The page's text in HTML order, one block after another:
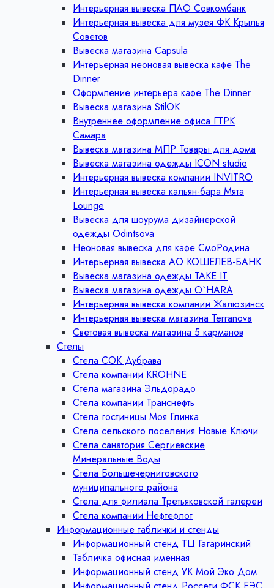
Интерьерная вывеска ПАО Совкомбанк
Интерьерная вывеска для музея ФК Крылья
Советов
Вывеска магазина Capsula
Интерьерная неоновая вывеска кафе The
Dinner
Оформление интерьера кафе The Dinner
Вывеска магазина StilOK
Внутреннее оформление офиса ГТРК
Самара
Вывеска магазина МПР Товары для дома
Вывеска магазина одежды ICON studio
Интерьерная вывеска компании INVITRO
Интерьерная вывеска кальян-бара Мята
Lounge
Вывеска для шоурума дизайнерской
одежды Odintsova
Неоновая вывеска для кафе СмоРодина
Интерьерная вывеска АО КОШЕЛЕВ-БАНК
Вывеска магазина одежды TAKE IT
Вывеска магазина одежды O`HARA
Интерьерная вывеска компании Жалюзинск
Интерьерная вывеска магазина Terranova
Световая вывеска магазина 5 карманов
Стелы
Стела СОК Дубрава
Стела компании KROHNE
Стела магазина Эльдорадо
Стела компании Транснефть
Стела гостиницы Моя Глинка
Стела сельского поселения Новые Ключи
Стела санатория Сергиевские
Минеральные Воды
Стела Большечерниговского
муниципального района
Стела для филиала Третьяковской галереи
Стела компании Нефтефлот
Информационные таблички и стенды
Информационный стенд ТЦ Гагаринский
Табличка офисная именная
Информационный стенд УК Мой Эко Дом